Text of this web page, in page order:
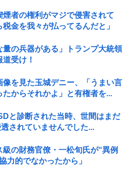
者の権利がマジで侵害されて
金を我々が払ってるんだと」
量の兵器がある」トランプ大統領
受け！
を見た玉城デニー、「うまい言
からそれかよ」と有権者を...
と診断された当時、世間はまだ
されていませんでした...
級の財務官僚・一松旬氏が“異例
的でなかったから」